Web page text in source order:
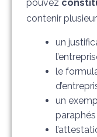
pouvez
contenir
un
le
un